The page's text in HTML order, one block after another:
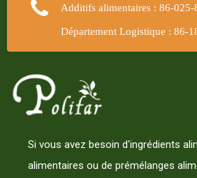
Additifs alimentaires : 86-025-
Département Logistique : 86-
Si vous avez besoin d'ingrédients
alimentaires ou de prémélanges